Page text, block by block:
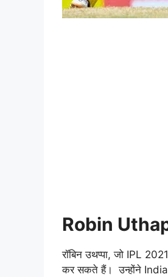
Robin
रॉबिन उथप्पा, जो IPL
कर सकते हैं। उन्होंने